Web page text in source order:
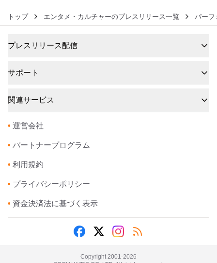
トップ エンタメ・カルチャーのプレスリリース一覧 パーフ
プレスリリース配信
サポート
関連サービス
• 運営会社
• パートナープログラム
• 利用規約
• プライバシーポリシー
• 資金決済法に基づく表示
Copyright 2001-2026